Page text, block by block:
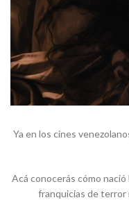
Ya en los cines
Acá conocerás cómo
franquicias de terror